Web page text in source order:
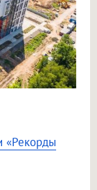
«Рекорды